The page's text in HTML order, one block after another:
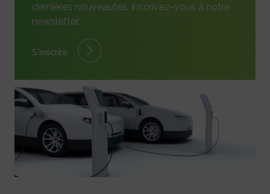
dernières nouveautés, inscrivez-vous à notre
newsletter.
S'inscrire